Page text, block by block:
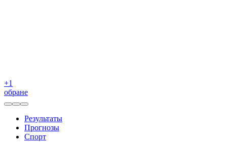
+1
обране
Результаты
Прогнозы
Спорт